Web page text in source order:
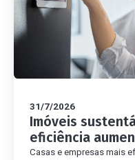
31/7/2026
Imóveis
eficiência
Casas e empresas mais